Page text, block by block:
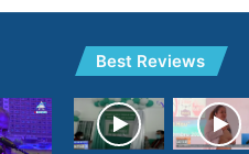
Best Reviews